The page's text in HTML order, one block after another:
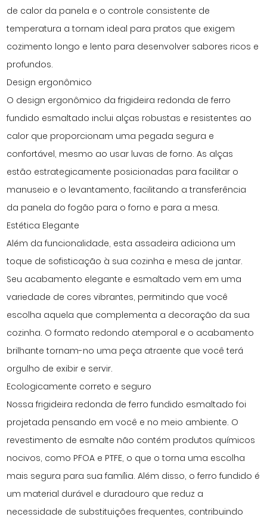
de calor da panela e o controle consistente de
temperatura a tornam ideal para pratos que exigem
cozimento longo e lento para desenvolver sabores ricos e
profundos.
Design ergonômico
O design ergonômico da frigideira redonda de ferro
fundido esmaltado inclui alças robustas e resistentes ao
calor que proporcionam uma pegada segura e
confortável, mesmo ao usar luvas de forno. As alças
estão estrategicamente posicionadas para facilitar o
manuseio e o levantamento, facilitando a transferência
da panela do fogão para o forno e para a mesa.
Estética Elegante
Além da funcionalidade, esta assadeira adiciona um
toque de sofisticação à sua cozinha e mesa de jantar.
Seu acabamento elegante e esmaltado vem em uma
variedade de cores vibrantes, permitindo que você
escolha aquela que complementa a decoração da sua
cozinha. O formato redondo atemporal e o acabamento
brilhante tornam-no uma peça atraente que você terá
orgulho de exibir e servir.
Ecologicamente correto e seguro
Nossa frigideira redonda de ferro fundido esmaltado foi
projetada pensando em você e no meio ambiente. O
revestimento de esmalte não contém produtos químicos
nocivos, como PFOA e PTFE, o que o torna uma escolha
mais segura para sua família. Além disso, o ferro fundido é
um material durável e duradouro que reduz a
necessidade de substituições frequentes, contribuindo